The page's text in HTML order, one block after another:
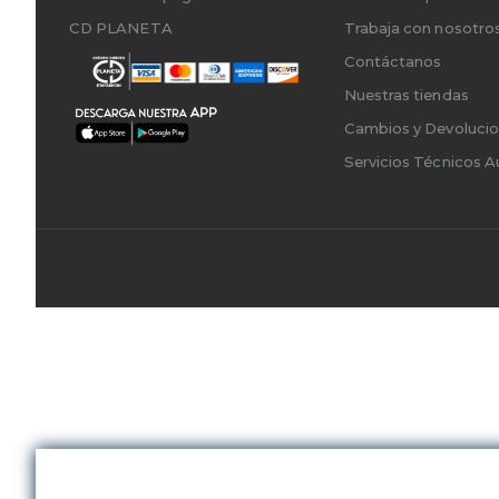
CD PLANETA
Trabaja con
Contáctanos
Nuestras tiendas
Cambios y
Servicios Técnicos